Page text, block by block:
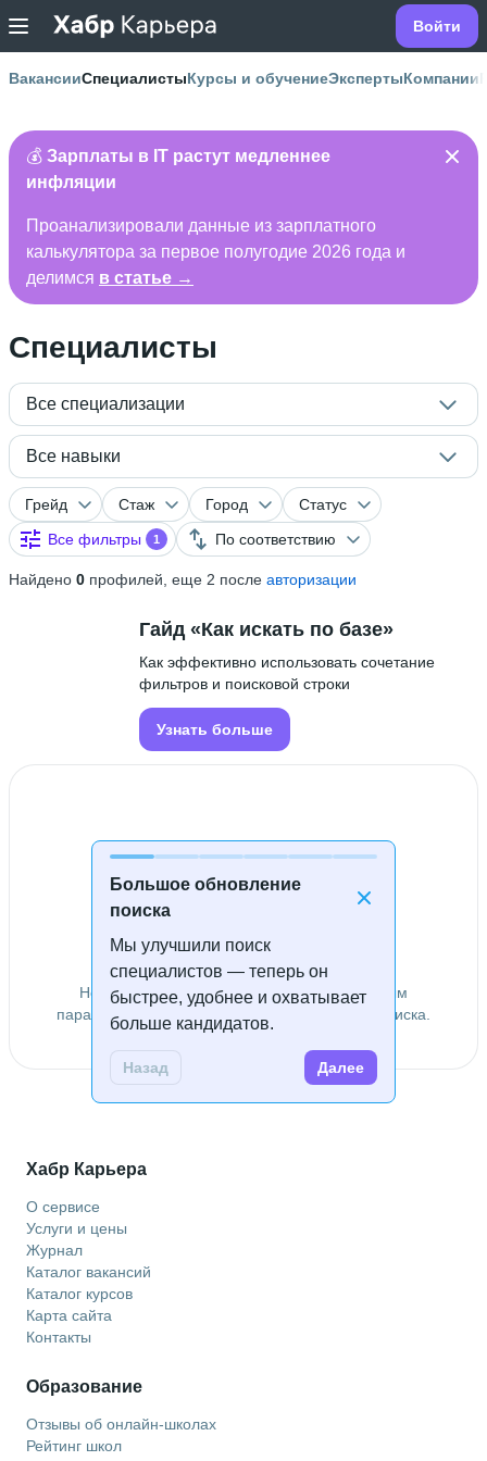
Войти
ВакансииСпециалистыКурсы и обучениеЭкспертыКомпании
💰 Зарплаты в IT растут медленнее
инфляции
Проанализировали данные из зарплатного
калькулятора за первое полугодие 2026 года и
делимся в статье →
Специалисты
Все специализации
Все навыки
Грейд Стаж Город
Статус
Все фильтры
1 По соответствию
Найдено 0 профилей, еще 2 после авторизации
Большое обновление
поиска
Мы улучшили поиск
специалистов — теперь он
быстрее, удобнее и охватывает
больше кандидатов.
Назад Далее
Гайд «Как искать по базе»
Как эффективно использовать сочетание
фильтров и поисковой строки
Узнать больше
Специалисты не найдены
Не удалось найти специалистов по заданным
параметрам. Попробуйте изменить условия поиска.
Хабр Карьера
О сервисе
Услуги и цены
Журнал
Каталог вакансий
Каталог курсов
Карта сайта
Контакты
Образование
Отзывы об онлайн-школах
Рейтинг школ